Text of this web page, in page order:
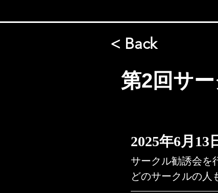
< Back
第2回サ
2025年6月13
サークル勧誘会を
どのサークルの人